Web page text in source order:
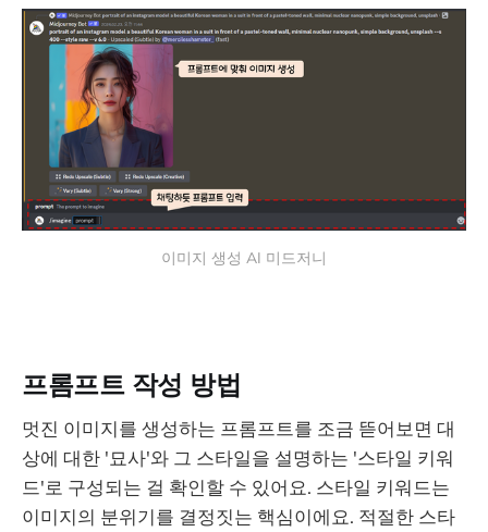
이미지 생성 AI 미드저니
프롬프트 작성 방법
멋진 이미지를 생성하는 프롬프트를 조금 뜯어보면 대
상에 대한 '묘사'와 그 스타일을 설명하는 '스타일 키워
드'로 구성되는 걸 확인할 수 있어요. 스타일 키워드는
이미지의 분위기를 결정짓는 핵심이에요. 적절한 스타